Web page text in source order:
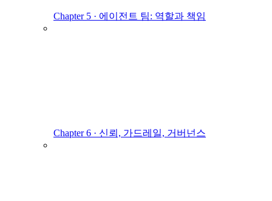
Chapter 5 · 에이전트 팀: 역할과 책임
Chapter 6 · 신뢰, 가드레일, 거버넌스